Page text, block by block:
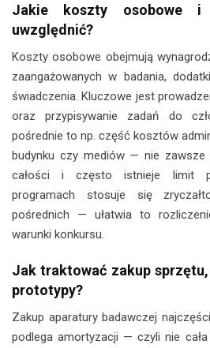
Jakie koszty osobowe i
uwzględnić?
Koszty osobowe obejmują
zaangażowanych w badania,
świadczenia. Kluczowe jest
oraz przypisywanie zadań do
pośrednie to np. część kosztów
budynku czy mediów — nie zawsze
całości i często istnieje limit
programach stosuje się
pośrednich — ułatwia to
warunki konkursu.
Jak traktować zakup
prototypy?
Zakup aparatury badawczej
podlega amortyzacji — czyli nie